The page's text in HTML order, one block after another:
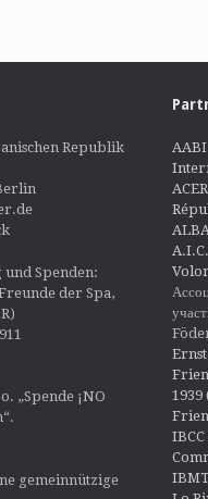
Republik
Spenden:
der Spa,
„Spende ¡NO
gemeinnützige
1939